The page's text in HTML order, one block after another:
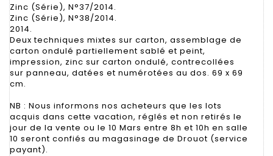
Zinc (Série), N°37/2014.
Zinc (Série), N°38/2014.
2014.
Deux techniques mixtes sur carton, assemblage de
carton ondulé partiellement sablé et peint,
impression, zinc sur carton ondulé, contrecollées
sur panneau, datées et numérotées au dos. 69 x 69
cm.
NB : Nous informons nos acheteurs que les lots
acquis dans cette vacation, réglés et non retirés le
jour de la vente ou le 10 Mars entre 8h et 10h en salle
10 seront confiés au magasinage de Drouot (service
payant).